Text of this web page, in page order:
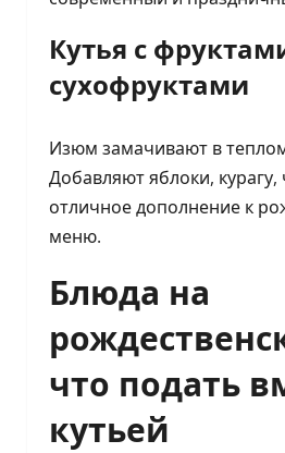
Кутья с
сухофруктами
Изюм замачивают в
Добавляют яблоки,
отличное дополнение к
меню.
Блюда на
что подать
кутьей